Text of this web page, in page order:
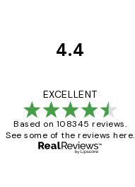
4.4
EXCELLENT
Based on 108345 reviews.
See some of the reviews here.